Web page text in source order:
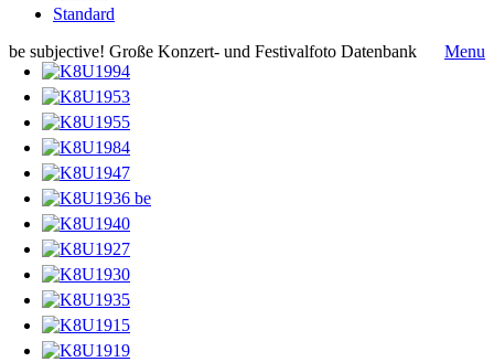
Standard
be subjective! Große Konzert- und Festivalfoto Datenbank
Menu